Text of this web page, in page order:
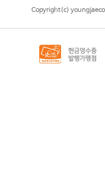
Copyright(c)